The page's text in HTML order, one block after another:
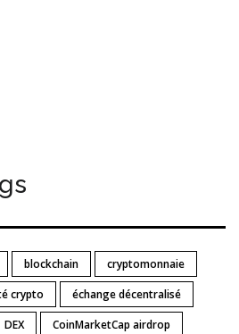
blockchain
cryptomonnaie
crypto
échange décentralisé
DEX
CoinMarketCap airdrop